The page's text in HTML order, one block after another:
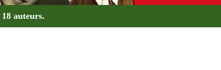
18 auteurs.